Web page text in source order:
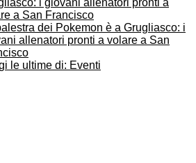
dei Pokemon è a Grugliasco: i
allenatori pronti a volare a San
le ultime di: Eventi